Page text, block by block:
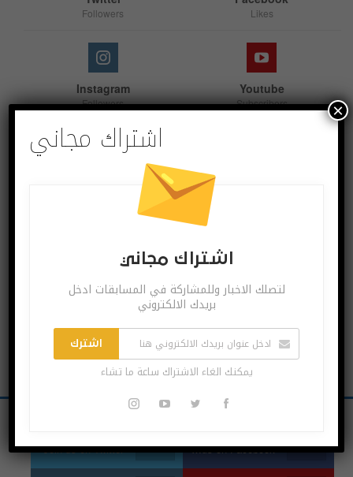
Likes
Followers
Youtube
Subscribers
Instagram
Followers
اشترك بقنواتنا
Join us on Facebook
Join us on Twitter
اشتراك مجاني
اشتراك مجاني
لتصلك الاخبار وللمشاركة في المسابقات ادخل
بريدك الالكتروني
اشترك
يمكنك الغاء الاشتراك ساعة ما تشاء
×